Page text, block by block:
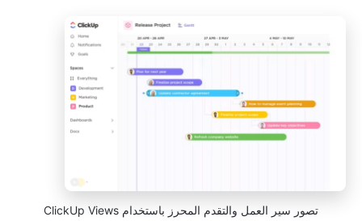
تصور سير العمل والتقدم المحرز باستخدام ClickUp Views